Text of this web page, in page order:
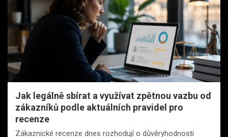
Jak legálně sbírat a využívat zpětnou vazbu od
zákazníků podle aktuálních pravidel pro
recenze
Zákaznické recenze dnes rozhodují o důvěryhodnosti